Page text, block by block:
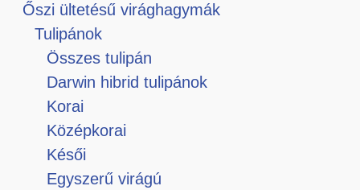
Őszi ültetésű virághagymák
Tulipánok
Összes tulipán
Darwin hibrid tulipánok
Korai
Középkorai
Késői
Egyszerű virágú